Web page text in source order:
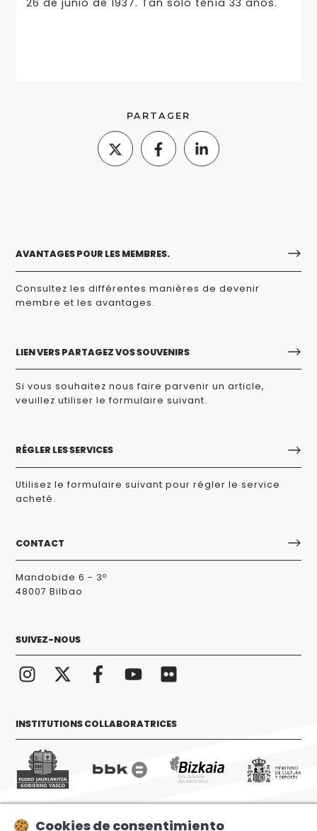
PARTAGER
AVANTAGES POUR LES MEMBRES.
Consultez les différentes manières de devenir
membre et les avantages.
LIEN VERS PARTAGEZ VOS SOUVENIRS
Si vous souhaitez nous faire parvenir un article,
veuillez utiliser le formulaire suivant.
RÉGLER LES SERVICES
Utilisez le formulaire suivant pour régler le service
acheté.
CONTACT
Mandobide 6 - 3º
48007 Bilbao
SUIVEZ-NOUS
INSTITUTIONS COLLABORATRICES
Cookies de consentimiento